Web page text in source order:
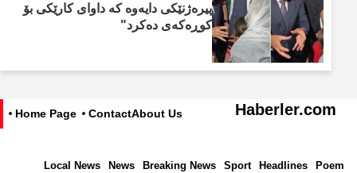
پیرەژنێکی دایەوە کە داوای کارێکی بۆ
کوڕەکەی دەکرد"
Haberler.com
About Us
Contact
Home Page
Poem
Headlines
Sport
Breaking News
News
Local News